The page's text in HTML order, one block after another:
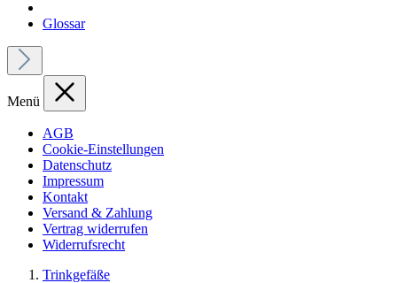
Glossar
Menü
AGB
Cookie-Einstellungen
Datenschutz
Impressum
Kontakt
Versand & Zahlung
Vertrag widerrufen
Widerrufsrecht
Trinkgefäße